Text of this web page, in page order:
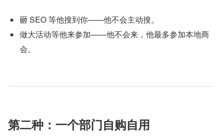
砸 SEO 等他搜到你——他不会主动搜。
做大活动等他来参加——他不会来，他最多参加本地商
会。
第二种：一个部门自购自用